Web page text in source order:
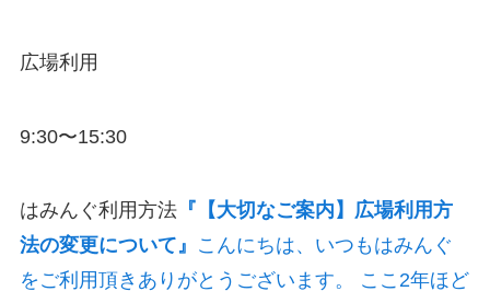
広場利用
9:30〜15:30
はみんぐ利用方法『【大切なご案内】広場利用方
法の変更について』 こんにちは、いつもはみんぐ
をご利用頂きありがとうございます。 ここ2年ほど